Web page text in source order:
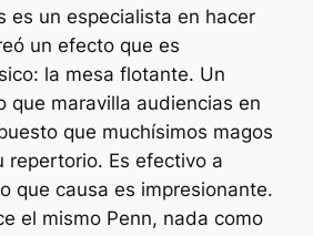
es un especialista en hacer
un efecto que es
la mesa flotante. Un
que maravilla audiencias en
que muchísimos magos
repertorio. Es efectivo a
que causa es impresionante.
el mismo Penn, nada como